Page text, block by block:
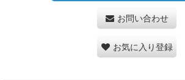
お問い合わせ
お気に入り登録